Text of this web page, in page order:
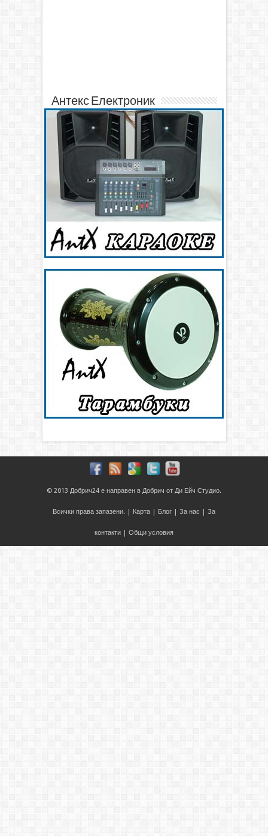
Антекс Електроник
© 2013 Добрич24 е направен в Добрич от Ди Ейч Студио.
Всички права запазени. | Карта Блог За нас За
контакти Общи условия